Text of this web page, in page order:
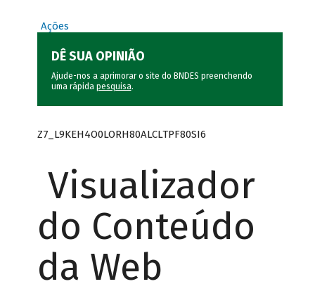
Ações
DÊ SUA OPINIÃO
Ajude-nos a aprimorar o site do BNDES preenchendo
uma rápida pesquisa.
Z7_L9KEH4O0LORH80ALCLTPF80SI6
Visualizador
do Conteúdo
da Web